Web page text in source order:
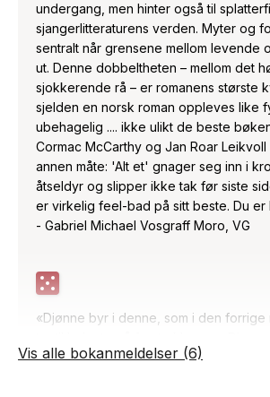
undergang, men hinter også til
sjangerlitteraturens verden. Myter og
sentralt når grensene mellom levende
ut. Denne dobbeltheten – mellom det
sjokkerende rå – er romanens største
sjelden en norsk roman oppleves like
ubehagelig .... ikke ulikt de beste
Cormac McCarthy og Jan Roar Leikvoll
annen måte: 'Alt et' gnager seg inn i
åtseldyr og slipper ikke tak før siste
er virkelig feel-bad på sitt beste. Du er
- Gabriel Michael Vosgraff Moro, VG
«Djønne byr i denne, som i den forrige
en strålende skildrer av norsk natur.
Vis alle bokanmeldelser (6)